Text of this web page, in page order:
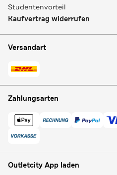
Studentenvorteil
Kaufvertrag widerrufen
Versandart
Zahlungsarten
Outletcity App laden